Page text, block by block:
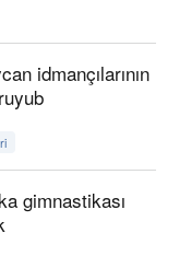
idmançılarının
gimnastikası